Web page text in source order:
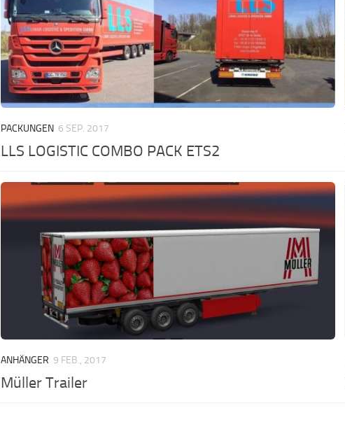
PACKUNGEN 6 SEP. 2017
LLS LOGISTIC COMBO PACK ETS2
ANHÄNGER 9 FEB., 2017
Müller Trailer